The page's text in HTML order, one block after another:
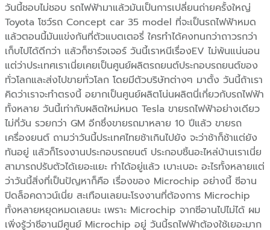
วันนี้ชอบไม่ชอบ รถไฟฟ้ามาแล้วมันเป็นการเปลี่ยนถ่ายครั้งใหญ่
Toyota โชว์รถ Concept car 35 model ที่จะเป็นรถไฟฟ้าหมด
แล้วตอนนี้มันแข่งกันที่ตัวแบตเตอรี่ ใครทำได้คงทนกว่าถาวรกว่า
เก็บไปได้ดีกว่า แล้วก็ชาร์จเจอร์ วันนี้เราหนีเรื่องEV ไม่พ้นแน่นอน
แต่ว่าประเทศเราเนี่ยเคยเป็นศูนย์ผลิตรถยนต์ประกอบรถยนต์ของ
ทั่วโลกและส่งไปขายทั่วโลก โดยมีตัวบริษัทต่างๆ มาตั้ง วันนี้ถ้าเรา
คิดว่าเราจะทำตรงนี้ อยากเป็นศูนย์ผลิตโน่นผลิตนี่เกี่ยวกับรถไฟฟ้า
ทั้งหลาย วันนี้เท่ากับผลิตใหม่หมด Tesla ขายรถไฟฟ้าอย่างเดียว
ไม่กี่วัน รวยกว่า GM อีกซึ่งขายรถมาหลาย 10 ปีแล้ว ขายรถ
เครื่องยนต์ ถามว่าวันนี้ประเทศไทยช้าเกินไปยัง จะว่าช้าก็ช้าแต่ยัง
ทันอยู่ แล้วก็โรงงานประกอบรถยนต์ ประกอบชิ้นอะไหล่บ้านเราเนี่ย
สามารถปรับตัวได้เยอะแยะ ทำได้อยู่แล้ว เบาะเบอะ อะไรทั้งหลายแต่
ว่าวันนี้สิ่งที่เป็นปัญหาก็คือ เรื่องของ Microchip อย่างนี้ ซีอาน
ปิดล็อคดาวน์เนี่ย สะเทือนเลยนะโรงงานที่ต้องการ Microchip
ทั้งหลายหยุดหมดเลยนะ เพราะ Microchip จากซีอานไปไม่ได้ ผม
เพิ่งรู้ว่าซีอานมีศูนย์ Microchip อยู่ วันนี้รถไฟฟ้าต้องใช้เยอะมาก